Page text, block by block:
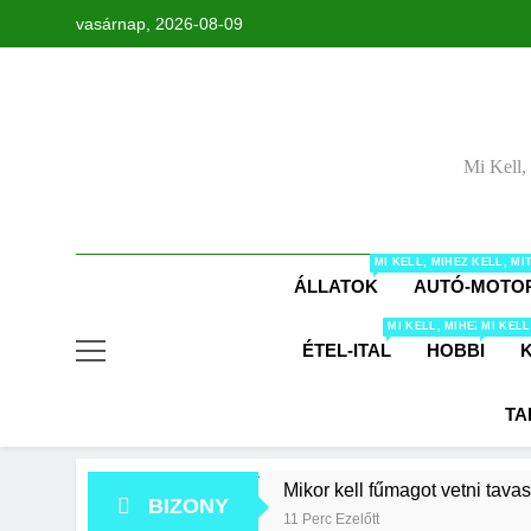
vasárnap, 2026-08-09
Mi Kell,
ÁLLATOK
MI KELL, MIHEZ KELL,
AUTÓ-
ÉTEL-ITAL
MI KELL, MIHEZ KELL,
HOBBI
MI
BIZONY
Mikor kell fűmagot vetni
11 Perc Ezelőtt